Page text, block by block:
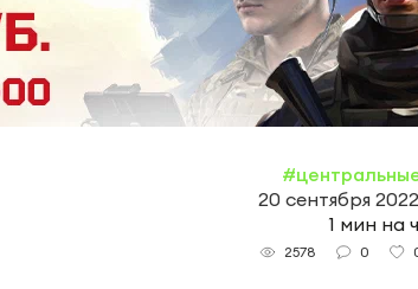
20 сентября
1 мин на
2578 0